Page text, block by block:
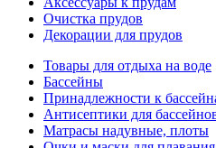
Очистка прудов
Декорации для прудов
Товары для отдыха на воде
Бассейны
Принадлежности к
Антисептики для
Матраcы надувные, плоты